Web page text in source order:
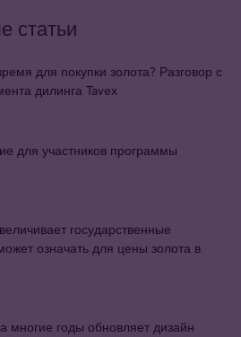
статьи
для покупки золота? Разговор с
дилинга Tavex
для участников программы
государственные
означать для цены золота в
многие годы обновляет дизайн